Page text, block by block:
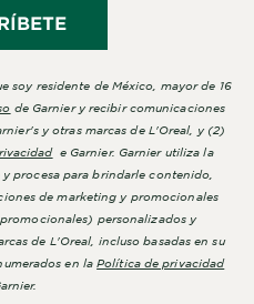
soy residente de México, mayor de 16
de Garnier y recibir comunicaciones
y otras marcas de L'Oreal, y (2)
e Garnier. Garnier utiliza la
procesa para brindarle contenido,
de marketing y promocionales
personalizados y
de L'Oreal, incluso basadas en su
en laPolítica de privacidad